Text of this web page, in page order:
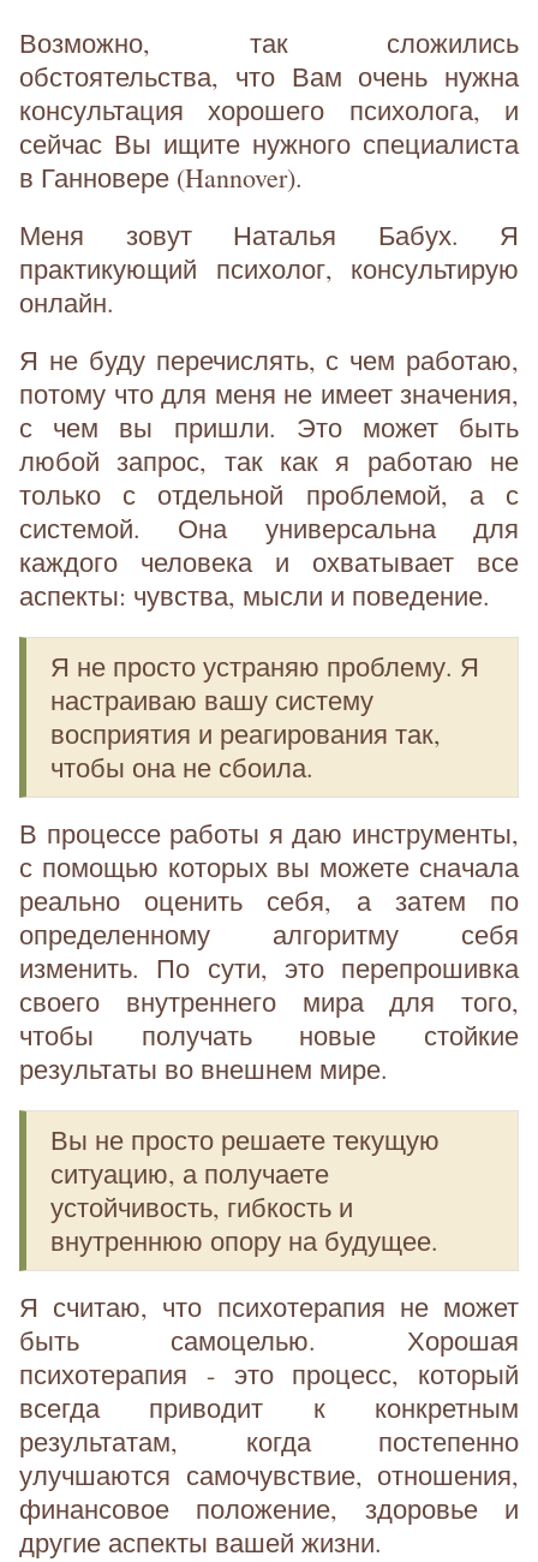
Возможно, так сложились
обстоятельства, что Вам очень нужна
консультация хорошего психолога, и
сейчас Вы ищите нужного специалиста
в Ганновере (Hannover).
Меня зовут Наталья Бабух. Я
практикующий психолог, консультирую
онлайн.
Я не буду перечислять, с чем работаю,
потому что для меня не имеет значения,
с чем вы пришли. Это может быть
любой запрос, так как я работаю не
только с отдельной проблемой, а с
системой. Она универсальна для
каждого человека и охватывает все
аспекты: чувства, мысли и поведение.
Я не просто устраняю проблему. Я
настраиваю вашу систему
восприятия и реагирования так,
чтобы она не сбоила.
В процессе работы я даю инструменты,
с помощью которых вы можете сначала
реально оценить себя, а затем по
определенному алгоритму себя
изменить. По сути, это перепрошивка
своего внутреннего мира для того,
чтобы получать новые стойкие
результаты во внешнем мире.
Вы не просто решаете текущую
ситуацию, а получаете
устойчивость, гибкость и
внутреннюю опору на будущее.
Я считаю, что психотерапия не может
быть самоцелью. Хорошая
психотерапия - это процесс, который
всегда приводит к конкретным
результатам, когда постепенно
улучшаются самочувствие, отношения,
финансовое положение, здоровье и
другие аспекты вашей жизни.